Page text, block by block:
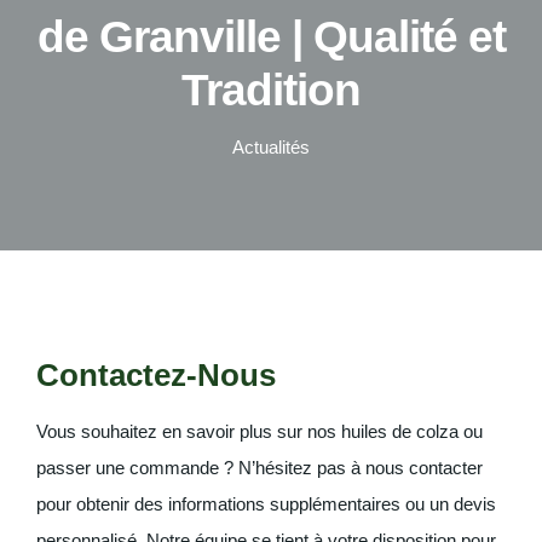
de Granville | Qualité et
Tradition
Actualités
Contactez-Nous
Vous souhaitez en savoir plus sur nos huiles de colza ou
passer une commande ? N’hésitez pas à nous contacter
pour obtenir des informations supplémentaires ou un devis